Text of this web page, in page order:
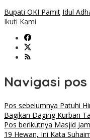
Bupati OKI Pamit Idul
Ikuti Kami
Navigasi pos
Pos sebelumnya Patuhi
Bagikan Daging Kurban
Pos berikutnya Masjid
19 Hewan, Ini Kata